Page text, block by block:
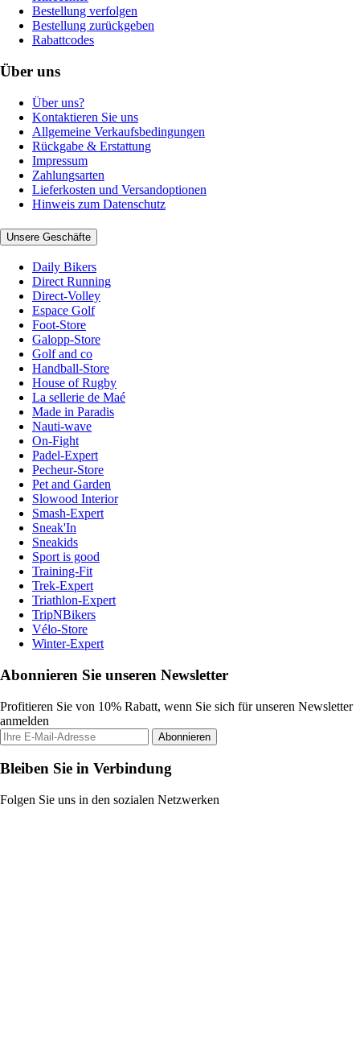
Bestellung verfolgen
Bestellung zurückgeben
Rabattcodes
Über uns
Über uns?
Kontaktieren Sie uns
Allgemeine Verkaufsbedingungen
Rückgabe & Erstattung
Impressum
Zahlungsarten
Lieferkosten und Versandoptionen
Hinweis zum Datenschutz
Unsere Geschäfte
Daily Bikers
Direct Running
Direct-Volley
Espace Golf
Foot-Store
Galopp-Store
Golf and co
Handball-Store
House of Rugby
La sellerie de Maé
Made in Paradis
Nauti-wave
On-Fight
Padel-Expert
Pecheur-Store
Pet and Garden
Slowood Interior
Smash-Expert
Sneak'In
Sneakids
Sport is good
Training-Fit
Trek-Expert
Triathlon-Expert
TripNBikers
Vélo-Store
Winter-Expert
Abonnieren Sie unseren Newsletter
Profitieren Sie von 10% Rabatt, wenn Sie sich für unseren Newsletter
anmelden
Abonnieren
Bleiben Sie in Verbindung
Folgen Sie uns in den sozialen Netzwerken